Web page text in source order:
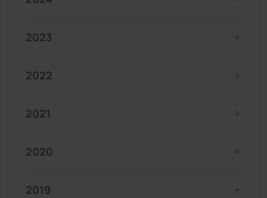
2023
2022
2021
2020
2019